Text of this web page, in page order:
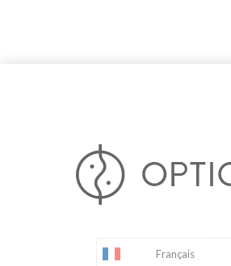
Français